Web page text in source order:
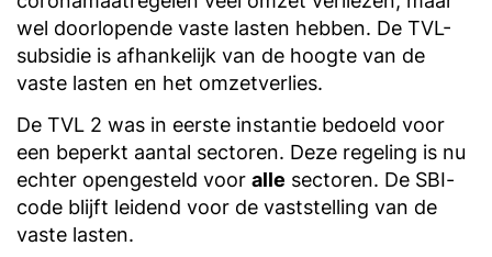
wel doorlopende vaste lasten hebben. De TVL-
subsidie is afhankelijk van de hoogte van de
vaste lasten en het omzetverlies.
De TVL 2 was in eerste instantie bedoeld voor
een beperkt aantal sectoren. Deze regeling is nu
echter opengesteld vooralle sectoren. De SBI-
code blijft leidend voor de vaststelling van de
vaste lasten.